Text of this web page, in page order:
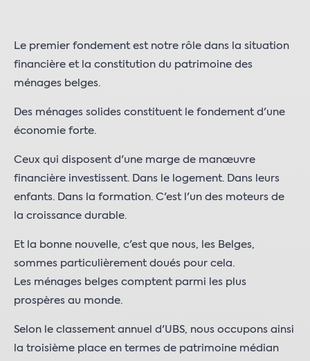
Le premier fondement est notre rôle dans la situation
financière et la constitution du patrimoine des
ménages belges.
Des ménages solides constituent le fondement d'une
économie forte.
Ceux qui disposent d'une marge de manœuvre
financière investissent. Dans le logement. Dans leurs
enfants. Dans la formation. C'est l'un des moteurs de
la croissance durable.
Et la bonne nouvelle, c'est que nous, les Belges,
sommes particulièrement doués pour cela.
Les ménages belges comptent parmi les plus
prospères au monde.
Selon le classement annuel d'UBS, nous occupons ainsi
la troisième place en termes de patrimoine médian